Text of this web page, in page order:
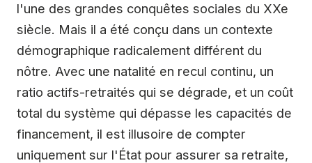
l'une des grandes conquêtes sociales du XXe
siècle. Mais il a été conçu dans un contexte
démographique radicalement différent du
nôtre. Avec une natalité en recul continu, un
ratio actifs-retraités qui se dégrade, et un coût
total du système qui dépasse les capacités de
financement, il est illusoire de compter
uniquement sur l'État pour assurer sa retraite,